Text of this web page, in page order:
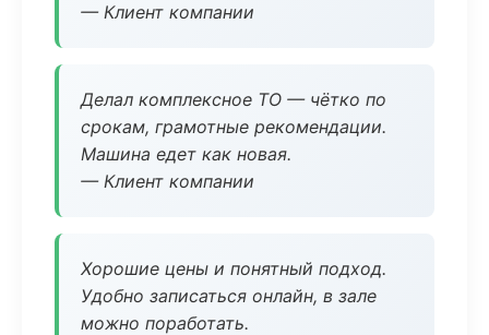
— Клиент компании
Делал комплексное ТО — чётко по
срокам, грамотные рекомендации.
Машина едет как новая.
— Клиент компании
Хорошие цены и понятный подход.
Удобно записаться онлайн, в зале
можно поработать.